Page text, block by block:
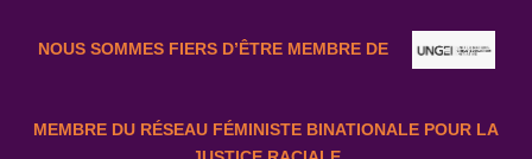
NOUS SOMMES FIERS D’ÊTRE MEMBRE DE
MEMBRE DU RÉSEAU FÉMINISTE BINATIONALE POUR LA